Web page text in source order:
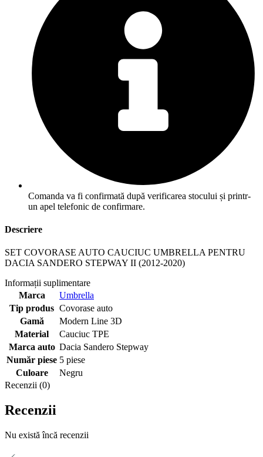
Comanda va fi confirmată după verificarea stocului și printr-
un apel telefonic de confirmare.
Descriere
SET COVORASE AUTO CAUCIUC UMBRELLA PENTRU
DACIA SANDERO STEPWAY II (2012-2020)
Informații suplimentare
Marca
Umbrella
Tip produs Covorase auto
Gamă
Modern Line 3D
Material
Cauciuc TPE
Marca auto Dacia Sandero Stepway
Număr piese 5 piese
Culoare
Negru
Recenzii (0)
Recenzii
Nu există încă recenzii